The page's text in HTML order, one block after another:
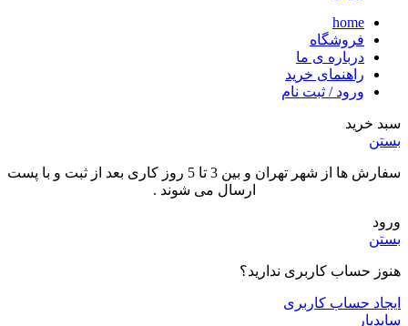
home
فروشگاه
درباره ی ما
راهنمای خرید
ورود / ثبت نام
سبد خرید
بستن
سفارش ها از شهر تهران و بین 3 تا 5 روز کاری بعد از ثبت و با پست
ارسال می شوند .
ورود
بستن
هنوز حساب کاربری ندارید؟
ایجاد حساب کاربری
سایدبار